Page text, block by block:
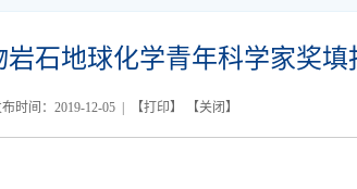
岩石地球化学青年科学家奖填
时间：2019-12-05 | 【打印】 【关闭 】